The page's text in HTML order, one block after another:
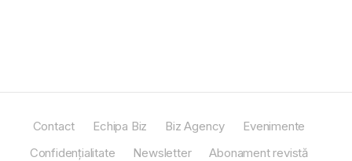
Contact Echipa Biz Biz Agency
Evenimente
Confidențialitate
Newsletter Abonament revistă